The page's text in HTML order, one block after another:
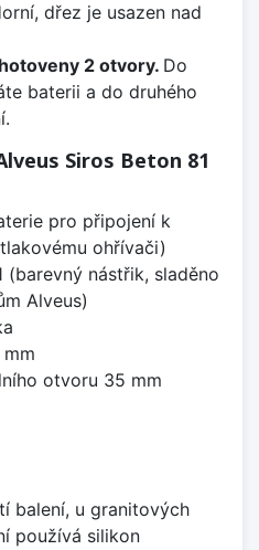
dřez je usazen nad
2 otvory. Do
baterii a do druhého
Siros Beton 81
pro připojení k
ohřívači)
(barevný nástřik, sladěno
Alveus)
otvoru 35 mm
balení, u granitových
používá silikon